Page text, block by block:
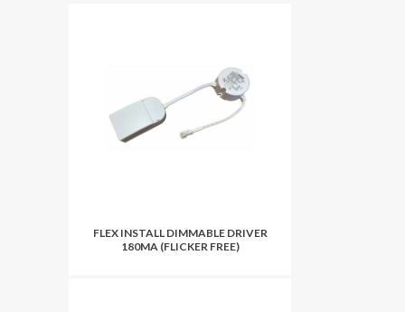
FLEX INSTALL DIMMABLE DRIVER
180MA (FLICKER FREE)